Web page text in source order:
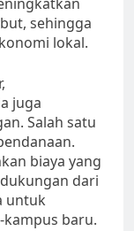
sehingga
lokal.
juga
Salah satu
biaya yang
dari
untuk
baru.